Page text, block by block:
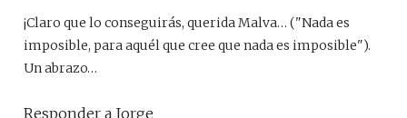
¡Claro que lo conseguirás, querida Malva… ("Nada es
imposible, para aquél que cree que nada es imposible").
Un abrazo…
Responder a Jorge